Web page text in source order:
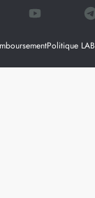
Politique LAB